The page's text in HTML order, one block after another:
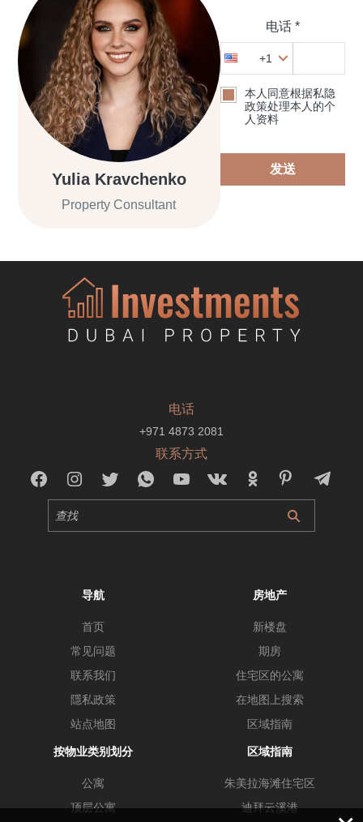
Yulia Kravchenko
Property Consultant
电话 *
+1
本人同意根据私隐
政策处理本人的个
人资料
发送
电话
+971 4873 2081
联系方式
导航
首页
常见问题
联系我们
隱私政策
站点地图
房地产
新楼盘
期房
住宅区的公寓
在地图上搜索
区域指南
按物业类别划分
公寓
顶层公寓
区域指南
朱美拉海滩住宅区
迪拜云溪港